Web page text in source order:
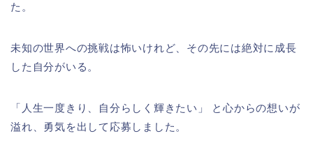
た。
未知の世界への挑戦は怖いけれど、その先には絶対に成長
した自分がいる。
「人生一度きり、自分らしく輝きたい」 と心からの想いが
溢れ、勇気を出して応募しました。